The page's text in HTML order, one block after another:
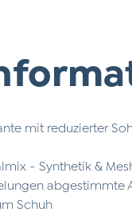
mit reduzierter
- Synthetik &
abgestimmte
Schuh